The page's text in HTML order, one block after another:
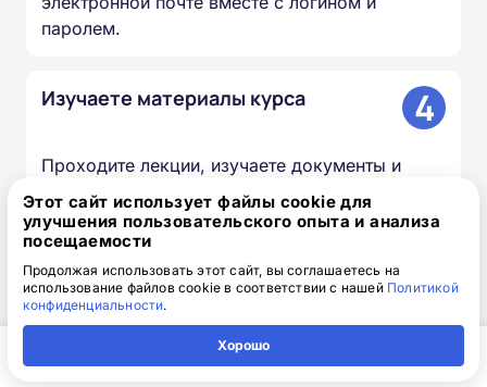
паролем.
Изучаете материалы курса 4
Проходите лекции, изучаете документы и
презентации, сдаёте итоговый тест — в
удобное для вас время и темпе.
Мы вносим сведения в ФИС
ФРДО
5
Этот сайт использует файлы cookie для
улучшения пользовательского опыта и анализа
посещаемости
Продолжая использовать этот сайт, вы соглашаетесь на
использование файлов cookie в соответствии с нашей Политикой
конфиденциальности.
Хорошо